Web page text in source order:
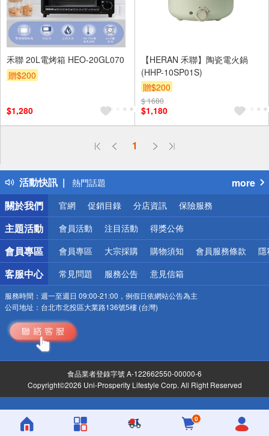
禾聯 20L電烤箱 HEO-20GL070
贈$200
$1,280
【HERAN 禾聯】陶瓷電火鍋
(HHP-10SP01S)
贈$200
$ 1680
$1,180
1
活動快訊
偏遠地區配送
得獎公告
熱門話題
銀行優惠
偏遠地區配送
詐騙網頁！請小心！
more
關於我們
官網 促銷目錄 分店資訊 保險服務
主題活動 會員活動 注目活動 得獎公佈
會員專區 會員專區 大宗採購 購物須知 會員服務條款 隱
客服中心 常見問題 服務公告 意見信箱
服務時間： 週一至週日 09:00-21:00，例假日依網站公告為主
公司地址： 台北市北投區大業路136號5樓 (台灣)
食品業者登錄字號 A-122662550-00000-6
Copyright©2026 Uni-Prosperity Lifestyle Corp. All Right Reserved
0